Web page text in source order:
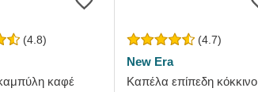
(4.8)
καφέ
(4.7)
New Era
Καπέλα επίπεδη κόκκινο